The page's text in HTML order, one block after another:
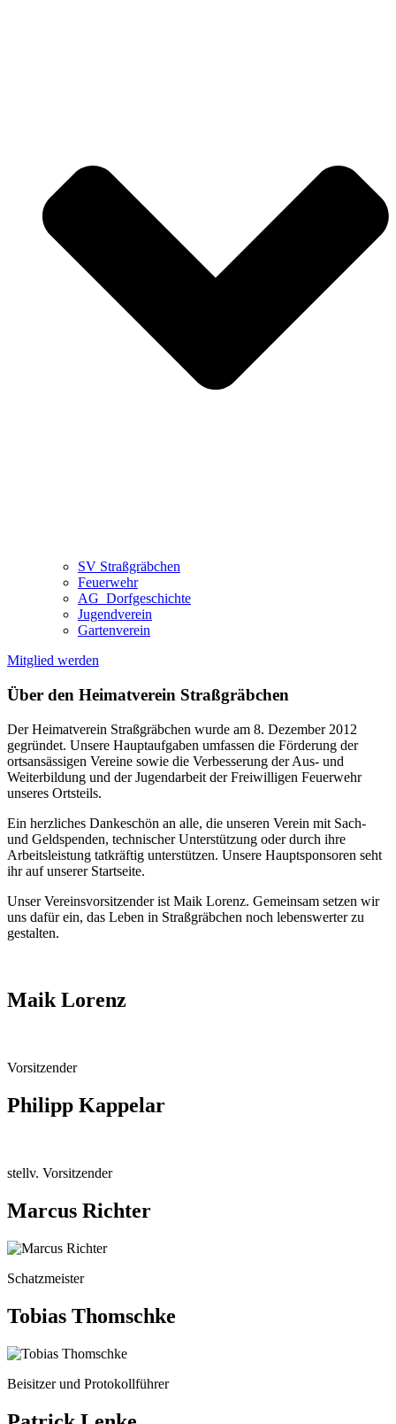
SV Straßgräbchen
Feuerwehr
AG_Dorfgeschichte
Jugendverein
Gartenverein
Mitglied werden
Über den Heimatverein Straßgräbchen
Der Heimatverein Straßgräbchen wurde am 8. Dezember 2012
gegründet. Unsere Hauptaufgaben umfassen die Förderung der
ortsansässigen Vereine sowie die Verbesserung der Aus- und
Weiterbildung und der Jugendarbeit der Freiwilligen Feuerwehr
unseres Ortsteils.
Ein herzliches Dankeschön an alle, die unseren Verein mit Sach-
und Geldspenden, technischer Unterstützung oder durch ihre
Arbeitsleistung tatkräftig unterstützen. Unsere Hauptsponsoren seht
ihr auf unserer Startseite.
Unser Vereinsvorsitzender ist Maik Lorenz. Gemeinsam setzen wir
uns dafür ein, das Leben in Straßgräbchen noch lebenswerter zu
gestalten.
Maik Lorenz
Vorsitzender
Philipp Kappelar
stellv. Vorsitzender
Marcus Richter
Schatzmeister
Tobias Thomschke
Beisitzer und Protokollführer